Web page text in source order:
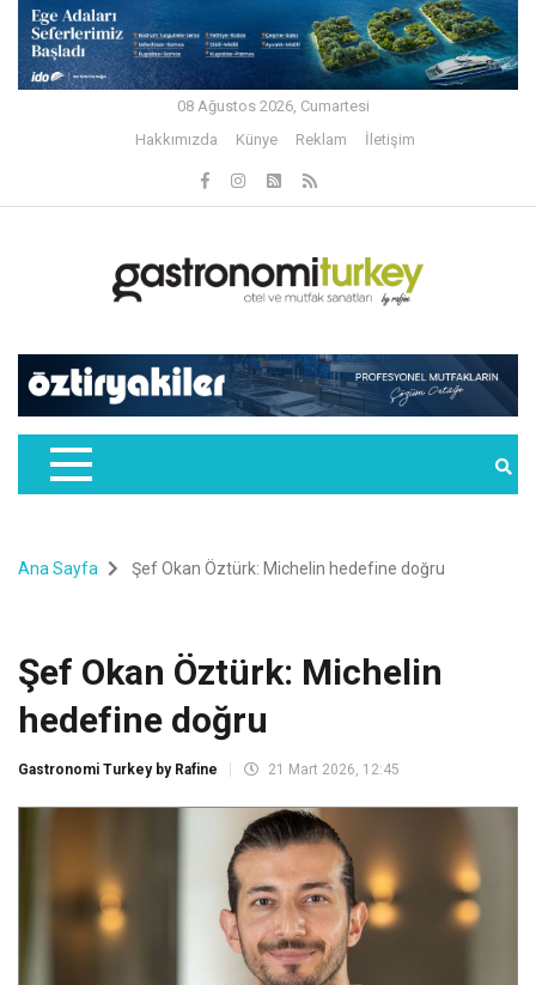
08 Ağustos 2026, Cumartesi
Hakkımızda
Künye Reklam İletişim
Ana Sayfa Şef Okan Öztürk: Michelin hedefine doğru
Şef Okan Öztürk: Michelin
hedefine doğru
Gastronomi Turkey by Rafine 21 Mart 2026, 12:45